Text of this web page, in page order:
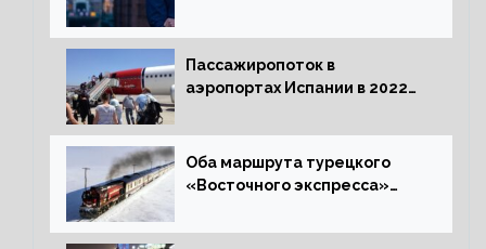
жительство
Пассажиропоток в
аэропортах Испании в 2022
процентов
Оба маршрута турецкого
«Восточного экспресса»